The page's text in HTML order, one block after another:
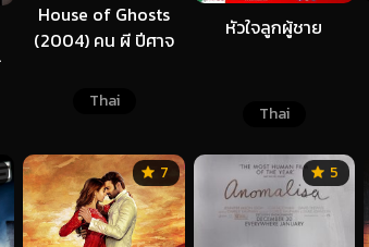
House of Ghosts
(2004) คน ผี ปีศาจ
Thai
หัวใจลูกผู้ชาย
Thai
7 5